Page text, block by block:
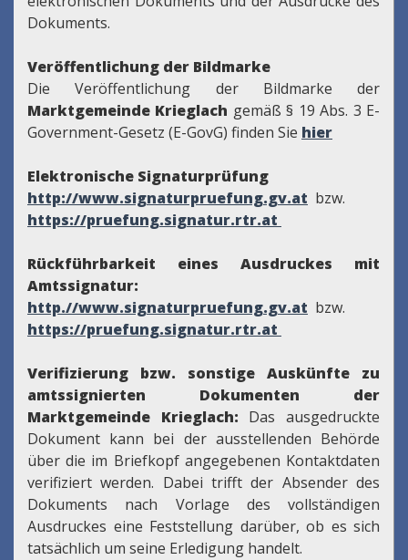
Dokuments.
Veröffentlichung der Bildmarke
Die Veröffentlichung der Bildmarke der
Marktgemeinde Krieglach gemäß § 19 Abs. 3 E-
Government-Gesetz (E-GovG) finden Sie hier
Elektronische Signaturprüfung
http://www.signaturpruefung.gv.at bzw.
https://pruefung.signatur.rtr.at
Rückführbarkeit eines Ausdruckes mit
Amtssignatur:
http.//www.signaturpruefung.gv.at bzw.
https://pruefung.signatur.rtr.at
Verifizierung bzw. sonstige Auskünfte zu
amtssignierten Dokumenten der
Marktgemeinde Krieglach: Das ausgedruckte
Dokument kann bei der ausstellenden Behörde
über die im Briefkopf angegebenen Kontaktdaten
verifiziert werden. Dabei trifft der Absender des
Dokuments nach Vorlage des vollständigen
Ausdruckes eine Feststellung darüber, ob es sich
tatsächlich um seine Erledigung handelt.